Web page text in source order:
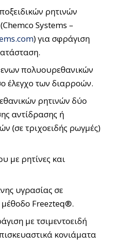
ρητινών
Systems –
) για σφράγιση
πολυουρεθανικών
έλεγχο των διαρροών.
ρητινών δύο
αντίδρασης ή
(σε τριχοειδής ρωγμές)
με ρητίνες και
υγρασίας σε
μέθοδο Freezteq®.
με τσιμεντοειδή
κονιάματα